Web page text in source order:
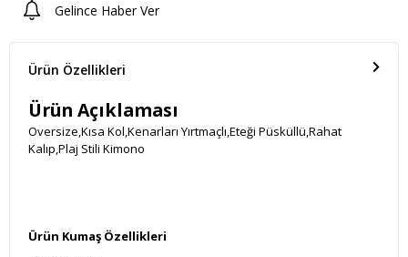
Gelince Haber Ver
Ürün Özellikleri
Ürün Açıklaması
Oversize,Kısa Kol,Kenarları Yırtmaçlı,Eteği Püsküllü,Rahat
Kalıp,Plaj Stili Kimono
Ürün Kumaş Özellikleri